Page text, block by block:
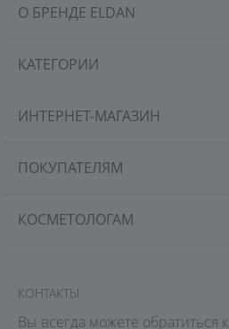
О БРЕНДЕ ELDAN
КАТЕГОРИИ
ИНТЕРНЕТ-МАГАЗИН
ПОКУПАТЕЛЯМ
КОСМЕТОЛОГАМ
КОНТАКТЫ
Вы всегда можете обратиться